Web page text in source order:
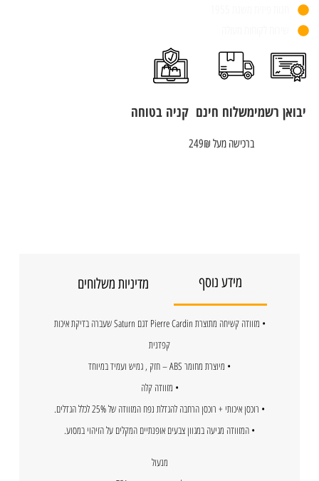
יבואן רשמימשלוח חינם
ברכישה מעל 249₪
קניה בטוחה
מידע נוסף מדיניות משלוחים
• מזוודה קשיחה מתוצרת Pierre Cardin דגם Saturn שעברה בדיקת איכות
קפדנית
• מיוצרת מחומר ABS – חזק , גמיש ועמיד במיוחד
• מזוודה קלה
• רוכסן איכותי + רוכסן הרחבה להגדלת נפח המזוודה של 25% לכלל הגדלים.
• המזוודה מגיעה במגוון צבעים אופנתיים המקלים על הזיהוי במסוע.
מנעול